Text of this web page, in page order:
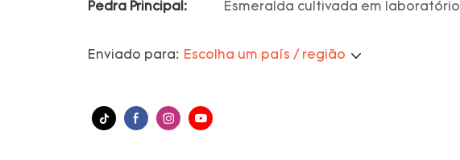
Pedra Principal: Esmeralda cultivada em laboratório
Enviado para: Escolha um país / região